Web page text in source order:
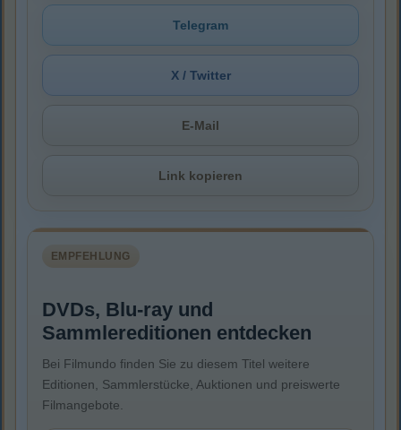
Telegram
X / Twitter
E-Mail
Link kopieren
EMPFEHLUNG
DVDs, Blu-ray und
Sammlereditionen entdecken
Bei Filmundo finden Sie zu diesem Titel weitere
Editionen, Sammlerstücke, Auktionen und preiswerte
Filmangebote.